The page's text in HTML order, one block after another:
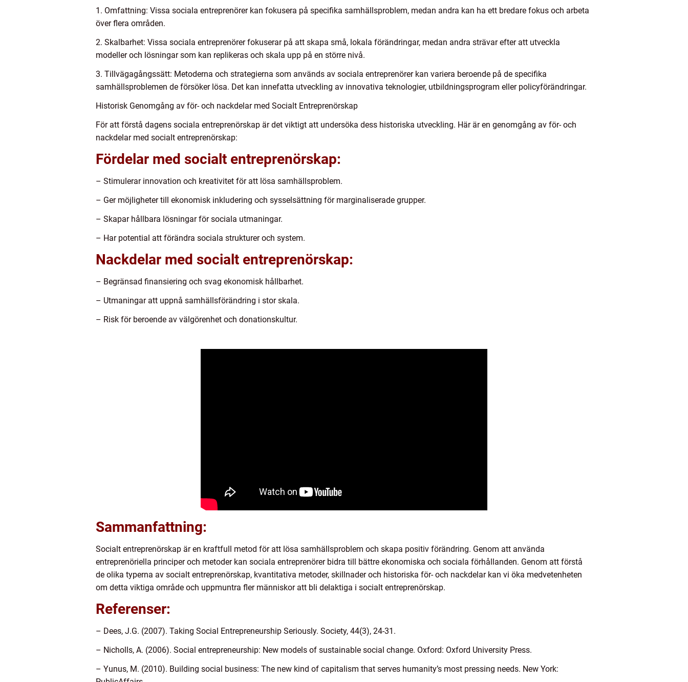
1. Omfattning: Vissa sociala entreprenörer kan fokusera på specifika samhällsproblem, medan andra kan ha ett bredare fokus och arbeta
över flera områden.
2. Skalbarhet: Vissa sociala entreprenörer fokuserar på att skapa små, lokala förändringar, medan andra strävar efter att utveckla
modeller och lösningar som kan replikeras och skala upp på en större nivå.
3. Tillvägagångssätt: Metoderna och strategierna som används av sociala entreprenörer kan variera beroende på de specifika
samhällsproblemen de försöker lösa. Det kan innefatta utveckling av innovativa teknologier, utbildningsprogram eller policyförändringar.
Historisk Genomgång av för- och nackdelar med Socialt Entreprenörskap
För att förstå dagens sociala entreprenörskap är det viktigt att undersöka dess historiska utveckling. Här är en genomgång av för- och
nackdelar med socialt entreprenörskap:
Fördelar med socialt entreprenörskap:
– Stimulerar innovation och kreativitet för att lösa samhällsproblem.
– Ger möjligheter till ekonomisk inkludering och sysselsättning för marginaliserade grupper.
– Skapar hållbara lösningar för sociala utmaningar.
– Har potential att förändra sociala strukturer och system.
Nackdelar med socialt entreprenörskap:
– Begränsad finansiering och svag ekonomisk hållbarhet.
– Utmaningar att uppnå samhällsförändring i stor skala.
– Risk för beroende av välgörenhet och donationskultur.
Sammanfattning:
Socialt entreprenörskap är en kraftfull metod för att lösa samhällsproblem och skapa positiv förändring. Genom att använda
entreprenöriella principer och metoder kan sociala entreprenörer bidra till bättre ekonomiska och sociala förhållanden. Genom att förstå
de olika typerna av socialt entreprenörskap, kvantitativa metoder, skillnader och historiska för- och nackdelar kan vi öka medvetenheten
om detta viktiga område och uppmuntra fler människor att bli delaktiga i socialt entreprenörskap.
Referenser:
– Dees, J.G. (2007). Taking Social Entrepreneurship Seriously. Society, 44(3), 24-31.
– Nicholls, A. (2006). Social entrepreneurship: New models of sustainable social change. Oxford: Oxford University Press.
– Yunus, M. (2010). Building social business: The new kind of capitalism that serves humanity’s most pressing needs. New York: